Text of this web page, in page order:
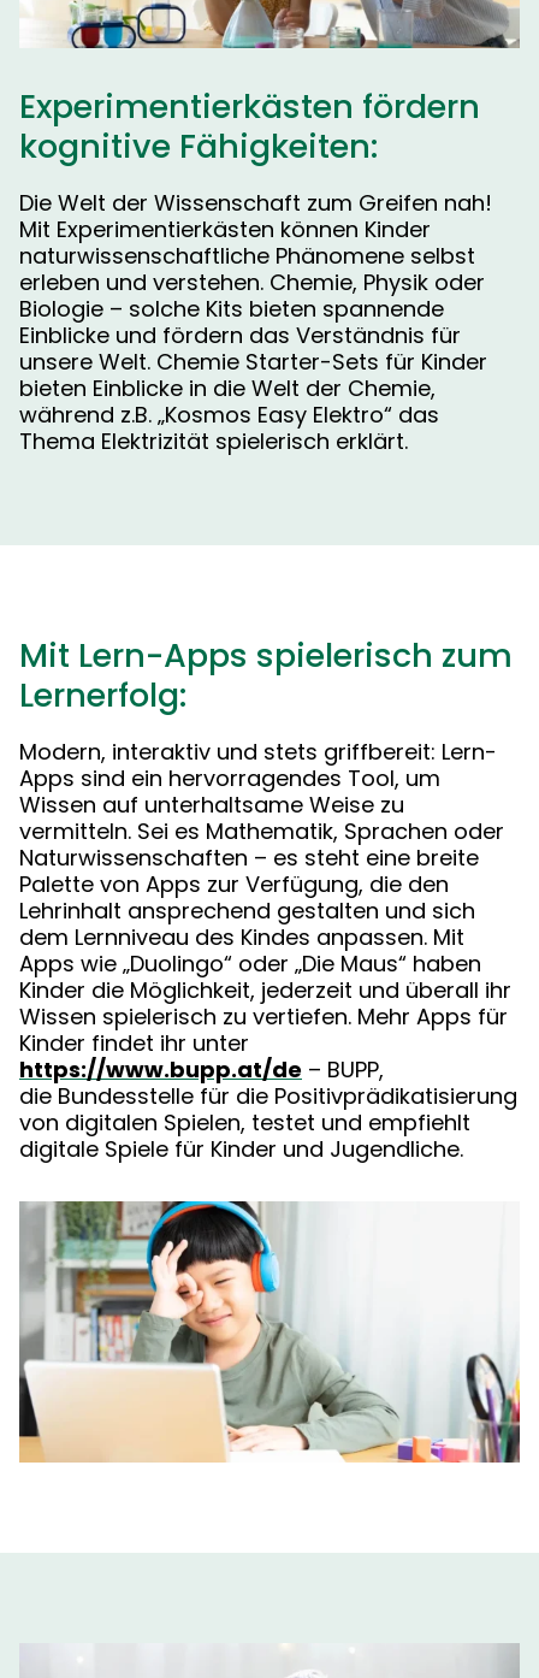
Experimentierkästen fördern
kognitive Fähigkeiten:
Die Welt der Wissenschaft zum Greifen nah!
Mit Experimentierkästen können Kinder
naturwissenschaftliche Phänomene selbst
erleben und verstehen. Chemie, Physik oder
Biologie – solche Kits bieten spannende
Einblicke und fördern das Verständnis für
unsere Welt. Chemie Starter-Sets für Kinder
bieten Einblicke in die Welt der Chemie,
während z.B. „Kosmos Easy Elektro“ das
Thema Elektrizität spielerisch erklärt.
Mit Lern-Apps spielerisch zum
Lernerfolg:
Modern, interaktiv und stets griffbereit: Lern-
Apps sind ein hervorragendes Tool, um
Wissen auf unterhaltsame Weise zu
vermitteln. Sei es Mathematik, Sprachen oder
Naturwissenschaften – es steht eine breite
Palette von Apps zur Verfügung, die den
Lehrinhalt ansprechend gestalten und sich
dem Lernniveau des Kindes anpassen. Mit
Apps wie „Duolingo“ oder „Die Maus“ haben
Kinder die Möglichkeit, jederzeit und überall ihr
Wissen spielerisch zu vertiefen. Mehr Apps für
Kinder findet ihr unter
https://www.bupp.at/de – BUPP,
die Bundesstelle für die Positivprädikatisierung
von digitalen Spielen, testet und empfiehlt
digitale Spiele für Kinder und Jugendliche.